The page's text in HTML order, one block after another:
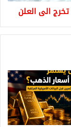
الى العلن